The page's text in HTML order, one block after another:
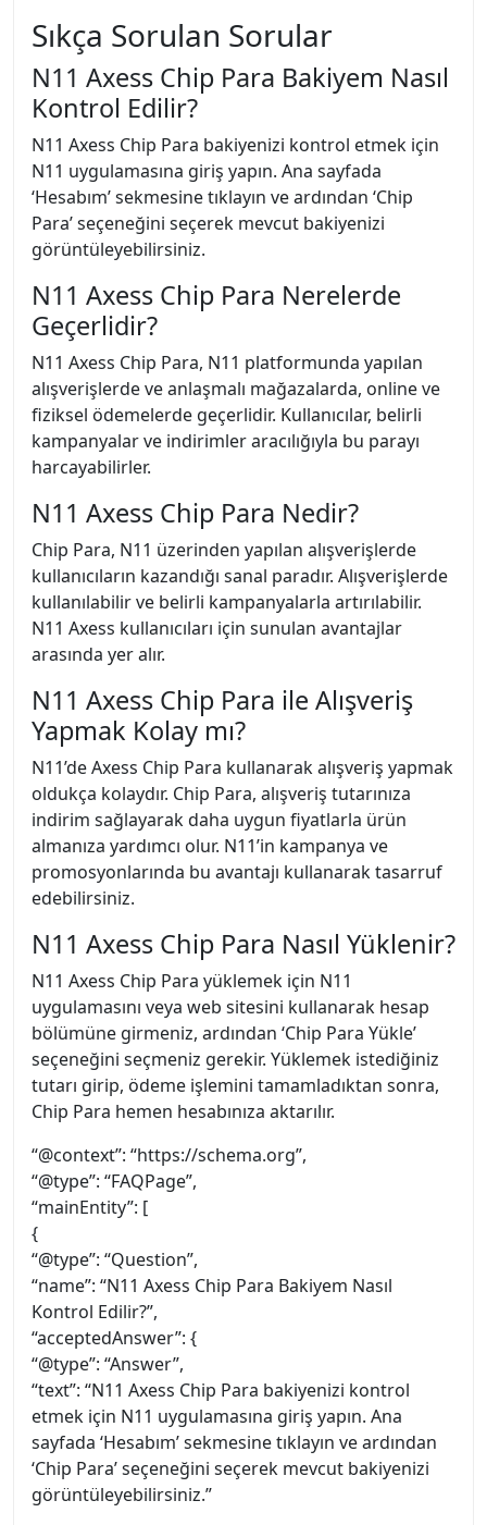
Sıkça Sorulan Sorular
N11 Axess Chip Para Bakiyem Nasıl
Kontrol Edilir?
N11 Axess Chip Para bakiyenizi kontrol etmek için
N11 uygulamasına giriş yapın. Ana sayfada
‘Hesabım’ sekmesine tıklayın ve ardından ‘Chip
Para’ seçeneğini seçerek mevcut bakiyenizi
görüntüleyebilirsiniz.
N11 Axess Chip Para Nerelerde
Geçerlidir?
N11 Axess Chip Para, N11 platformunda yapılan
alışverişlerde ve anlaşmalı mağazalarda, online ve
fiziksel ödemelerde geçerlidir. Kullanıcılar, belirli
kampanyalar ve indirimler aracılığıyla bu parayı
harcayabilirler.
N11 Axess Chip Para Nedir?
Chip Para, N11 üzerinden yapılan alışverişlerde
kullanıcıların kazandığı sanal paradır. Alışverişlerde
kullanılabilir ve belirli kampanyalarla artırılabilir.
N11 Axess kullanıcıları için sunulan avantajlar
arasında yer alır.
N11 Axess Chip Para ile Alışveriş
Yapmak Kolay mı?
N11’de Axess Chip Para kullanarak alışveriş yapmak
oldukça kolaydır. Chip Para, alışveriş tutarınıza
indirim sağlayarak daha uygun fiyatlarla ürün
almanıza yardımcı olur. N11’in kampanya ve
promosyonlarında bu avantajı kullanarak tasarruf
edebilirsiniz.
N11 Axess Chip Para Nasıl Yüklenir?
N11 Axess Chip Para yüklemek için N11
uygulamasını veya web sitesini kullanarak hesap
bölümüne girmeniz, ardından ‘Chip Para Yükle’
seçeneğini seçmeniz gerekir. Yüklemek istediğiniz
tutarı girip, ödeme işlemini tamamladıktan sonra,
Chip Para hemen hesabınıza aktarılır.
“@context”: “https://schema.org”,
“@type”: “FAQPage”,
“mainEntity”: [
{
“@type”: “Question”,
“name”: “N11 Axess Chip Para Bakiyem Nasıl
Kontrol Edilir?”,
“acceptedAnswer”: {
“@type”: “Answer”,
“text”: “N11 Axess Chip Para bakiyenizi kontrol
etmek için N11 uygulamasına giriş yapın. Ana
sayfada ‘Hesabım’ sekmesine tıklayın ve ardından
‘Chip Para’ seçeneğini seçerek mevcut bakiyenizi
görüntüleyebilirsiniz.”